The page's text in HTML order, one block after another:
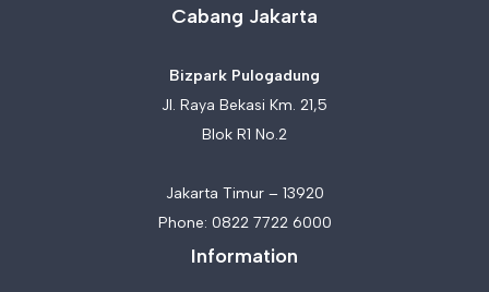
Cabang Jakarta
Bizpark Pulogadung
Jl. Raya Bekasi Km. 21,5
Blok R1 No.2
Jakarta Timur – 13920
Phone: 0822 7722 6000
Information